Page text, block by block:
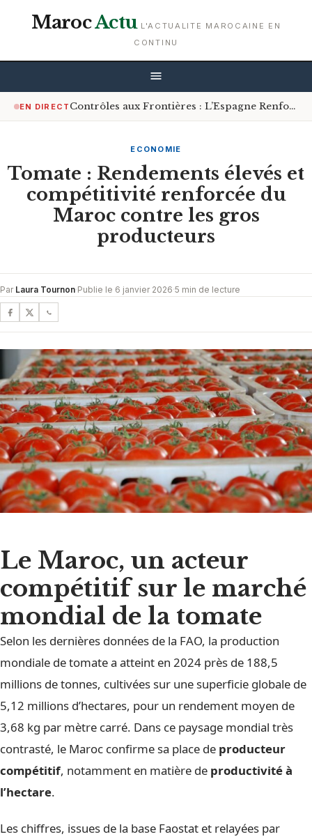
MarocActu L'ACTUALITE MAROCAINE EN
CONTINU
EN DIRECT Contrôles aux Frontières : L’Espagne Renforce les Mesures pour les Voyageurs en Provenance d’Italie
ECONOMIE
Tomate : Rendements élevés et
compétitivité renforcée du
Maroc contre les gros
producteurs
Par Laura Tournon·Publie le 6 janvier 2026·5 min de lecture
Le Maroc, un acteur
compétitif sur le marché
mondial de la tomate
Selon les dernières données de la FAO, la production
mondiale de tomate a atteint en 2024 près de 188,5
millions de tonnes, cultivées sur une superficie globale de
5,12 millions d’hectares, pour un rendement moyen de
3,68 kg par mètre carré. Dans ce paysage mondial très
contrasté, le Maroc confirme sa place de producteur
compétitif, notamment en matière de productivité à
l’hectare.
Les chiffres, issues de la base Faostat et relayées par